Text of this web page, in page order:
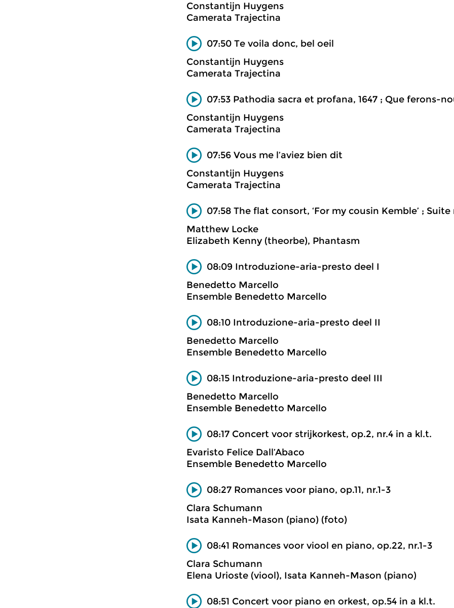
Constantijn Huygens
Camerata Trajectina
07:50 Te voila donc, bel oeil
Constantijn Huygens
Camerata Trajectina
07:53 Pathodia sacra et profana, 1647 ; Que ferons-
Constantijn Huygens
Camerata Trajectina
07:56 Vous me l’aviez bien dit
Constantijn Huygens
Camerata Trajectina
07:58 The flat consort, ‘For my cousin Kemble’ ; Suite
Matthew Locke
Elizabeth Kenny (theorbe), Phantasm
08:09 Introduzione-aria-presto deel I
Benedetto Marcello
Ensemble Benedetto Marcello
08:10 Introduzione-aria-presto deel II
Benedetto Marcello
Ensemble Benedetto Marcello
08:15 Introduzione-aria-presto deel III
Benedetto Marcello
Ensemble Benedetto Marcello
08:17 Concert voor strijkorkest, op.2, nr.4 in a kl.t.
Evaristo Felice Dall’Abaco
Ensemble Benedetto Marcello
08:27 Romances voor piano, op.11, nr.1-3
Clara Schumann
Isata Kanneh-Mason (piano) (foto)
08:41 Romances voor viool en piano, op.22, nr.1-3
Clara Schumann
Elena Urioste (viool), Isata Kanneh-Mason (piano)
08:51 Concert voor piano en orkest, op.54 in a kl.t.